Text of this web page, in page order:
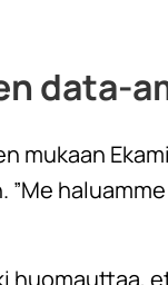
data-
mukaan
”Me
huomauttaa,